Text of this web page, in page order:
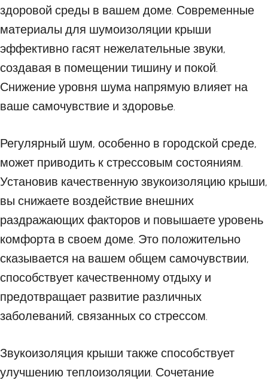
здоровой среды в вашем доме. Современные
материалы для шумоизоляции крыши
эффективно гасят нежелательные звуки,
создавая в помещении тишину и покой.
Снижение уровня шума напрямую влияет на
ваше самочувствие и здоровье.
Регулярный шум, особенно в городской среде,
может приводить к стрессовым состояниям.
Установив качественную звукоизоляцию крыши,
вы снижаете воздействие внешних
раздражающих факторов и повышаете уровень
комфорта в своем доме. Это положительно
сказывается на вашем общем самочувствии,
способствует качественному отдыху и
предотвращает развитие различных
заболеваний, связанных со стрессом.
Звукоизоляция крыши также способствует
улучшению теплоизоляции. Сочетание